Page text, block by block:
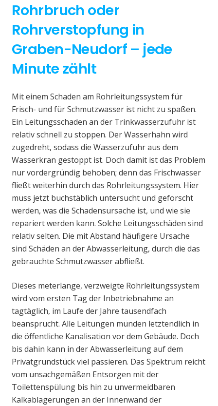
Rohrbruch oder
Rohrverstopfung in
Graben-Neudorf – jede
Minute zählt
Mit einem Schaden am Rohrleitungssystem für
Frisch- und für Schmutzwasser ist nicht zu spaßen.
Ein Leitungsschaden an der Trinkwasserzufuhr ist
relativ schnell zu stoppen. Der Wasserhahn wird
zugedreht, sodass die Wasserzufuhr aus dem
Wasserkran gestoppt ist. Doch damit ist das Problem
nur vordergründig behoben; denn das Frischwasser
fließt weiterhin durch das Rohrleitungssystem. Hier
muss jetzt buchstäblich untersucht und geforscht
werden, was die Schadensursache ist, und wie sie
repariert werden kann. Solche Leitungsschäden sind
relativ selten. Die mit Abstand häufigere Ursache
sind Schäden an der Abwasserleitung, durch die das
gebrauchte Schmutzwasser abfließt.
Dieses meterlange, verzweigte Rohrleitungssystem
wird vom ersten Tag der Inbetriebnahme an
tagtäglich, im Laufe der Jahre tausendfach
beansprucht. Alle Leitungen münden letztendlich in
die öffentliche Kanalisation vor dem Gebäude. Doch
bis dahin kann in der Abwasserleitung auf dem
Privatgrundstück viel passieren. Das Spektrum reicht
vom unsachgemäßen Entsorgen mit der
Toilettenspülung bis hin zu unvermeidbaren
Kalkablagerungen an der Innenwand der